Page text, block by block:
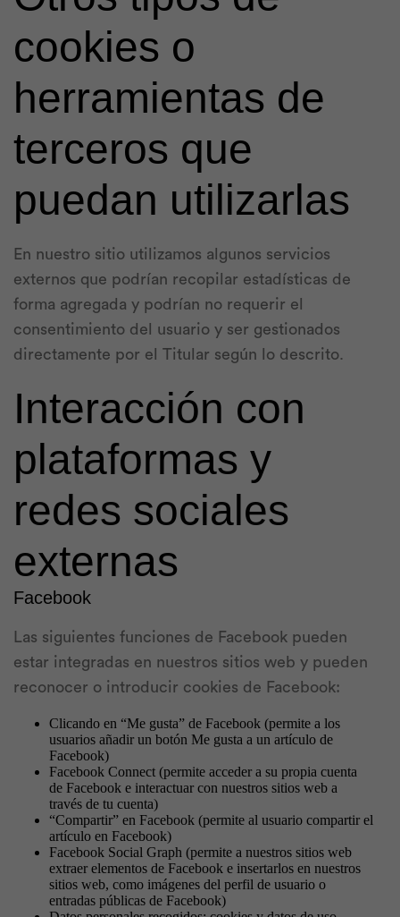
cookies o
herramientas de
terceros que
puedan utilizarlas
En nuestro sitio utilizamos algunos servicios
externos que podrían recopilar estadísticas de
forma agregada y podrían no requerir el
consentimiento del usuario y ser gestionados
directamente por el Titular según lo descrito.
Interacción con
plataformas y
redes sociales
externas
Facebook
Las siguientes funciones de Facebook pueden
estar integradas en nuestros sitios web y pueden
reconocer o introducir cookies de Facebook:
Clicando en “Me gusta” de Facebook (permite a los
usuarios añadir un botón Me gusta a un artículo de
Facebook)
Facebook Connect (permite acceder a su propia cuenta
de Facebook e interactuar con nuestros sitios web a
través de tu cuenta)
“Compartir” en Facebook (permite al usuario compartir el
artículo en Facebook)
Facebook Social Graph (permite a nuestros sitios web
extraer elementos de Facebook e insertarlos en nuestros
sitios web, como imágenes del perfil de usuario o
entradas públicas de Facebook)